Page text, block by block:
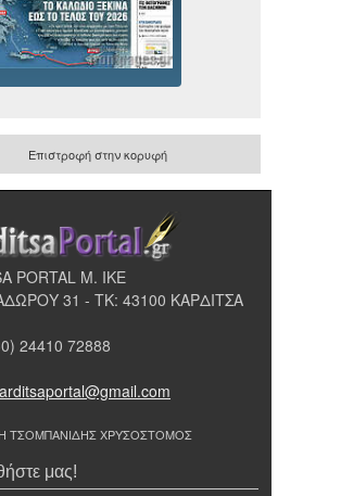
Επιστροφή στην κορυφή
PORTAL Μ. ΙΚΕ
31 - ΤΚ: 43100 ΚΑΡΔΙΤΣΑ
24410 72888
ΤΣΟΜΠΑΝΙΔΗΣ ΧΡΥΣΟΣΤΟΜΟΣ
μας!